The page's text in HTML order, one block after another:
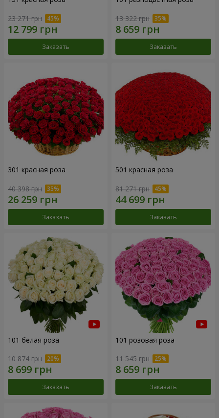
23 271 грн
Заказать
13 322 грн
Заказать
301 красная роза
40 398 грн
Заказать
501 красная роза
81 271 грн
Заказать
101 белая роза
10 874 грн
Заказать
101 розовая роза
11 545 грн
Заказать